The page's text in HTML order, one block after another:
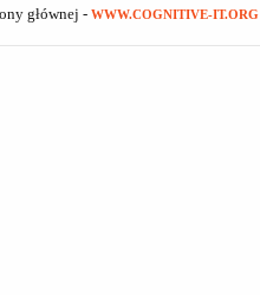
głównej - WWW.COGNITIVE-IT.ORG